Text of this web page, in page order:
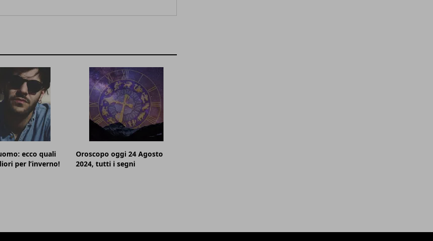
ecco quali
per l’inverno!
Oroscopo oggi 24 Agosto
2024, tutti i segni